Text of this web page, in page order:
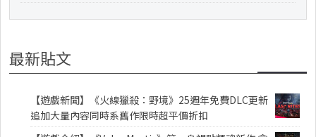
最新貼文
【遊戲新聞】《火線獵殺：野境》25週年免費DLC更新
追加大量內容同時系舊作限時超平價折扣